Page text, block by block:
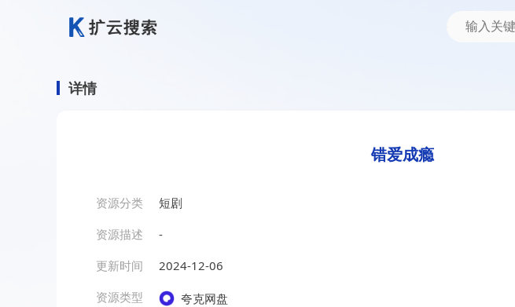
详情
错爱成瘾
资源分类
短剧
资源描述
-
更新时间
2024-12-06
资源类型
夸克网盘